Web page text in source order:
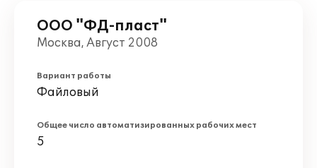
ООО "ФД-пласт"
Москва, Август 2008
Вариант работы
Файловый
Общее число автоматизированных рабочих мест
5